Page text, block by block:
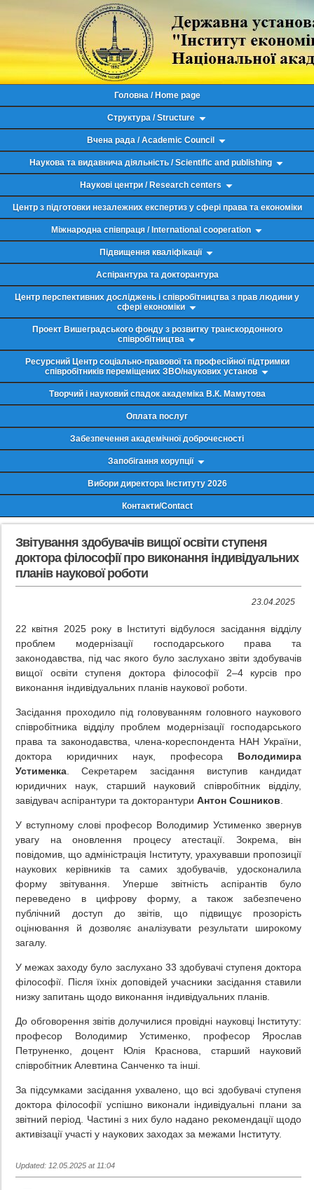
Головна / Home page
Структура / Structure
Вчена рада / Academic Council
Наукова та видавнича діяльність / Scientific and publishing
Наукові центри / Research centers
Центр з підготовки незалежних експертиз у сфері права та економіки
Міжнародна співпраця / International cooperation
Підвищення кваліфікації
Аспірантура та докторантура
Центр перспективних досліджень і співробітництва з прав людини у
сфері економіки
Проект Вишеградського фонду з розвитку транскордонного
співробітництва
Ресурсний Центр соціально-правової та професійної підтримки
співробітників переміщених ЗВО/наукових установ
Творчий і науковий спадок академіка В.К. Мамутова
Оплата послуг
Забезпечення академічної доброчесності
Запобігання корупції
Вибори директора Інституту 2026
Контакти/Contact
Звітування здобувачів вищої освіти ступеня
доктора філософії про виконання індивідуальних
планів наукової роботи
23.04.2025
22 квітня 2025 року в Інституті відбулося засідання відділу
проблем модернізації господарського права та
законодавства, під час якого було заслухано звіти здобувачів
вищої освіти ступеня доктора філософії 2–4 курсів про
виконання індивідуальних планів наукової роботи.
Засідання проходило під головуванням головного наукового
співробітника відділу проблем модернізації господарського
права та законодавства, члена-кореспондента НАН України,
доктора юридичних наук, професора Володимира
Устименка . Секретарем засідання виступив кандидат
юридичних наук, старший науковий співробітник відділу,
завідувач аспірантури та докторантури Антон Сошников
У вступному слові професор Володимир Устименко звернув
увагу на оновлення процесу атестації. Зокрема, він
повідомив, що адміністрація Інституту, урахувавши пропозиції
наукових керівників та самих здобувачів, удосконалила
форму звітування. Уперше звітність аспірантів було
переведено в цифрову форму, а також забезпечено
публічний доступ до звітів, що підвищує прозорість
оцінювання й дозволяє аналізувати результати широкому
загалу.
У межах заходу було заслухано 33 здобувачі ступеня доктора
філософії. Після їхніх доповідей учасники засідання ставили
низку запитань щодо виконання індивідуальних планів.
До обговорення звітів долучилися провідні науковці Інституту:
професор Володимир Устименко, професор Ярослав
Петруненко, доцент Юлія Краснова, старший науковий
співробітник Алевтина Санченко та інші.
За підсумками засідання ухвалено, що всі здобувачі ступеня
доктора філософії успішно виконали індивідуальні плани за
звітний період. Частині з них було надано рекомендації щодо
активізації участі у наукових заходах за межами Інституту.
Updated: 12.05.2025 at 11:04